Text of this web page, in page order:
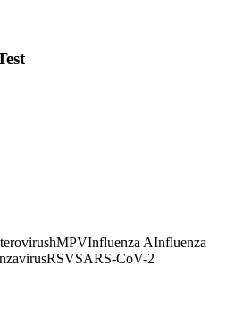
hMPVInfluenza AInfluenza
RSVSARS-CoV-2